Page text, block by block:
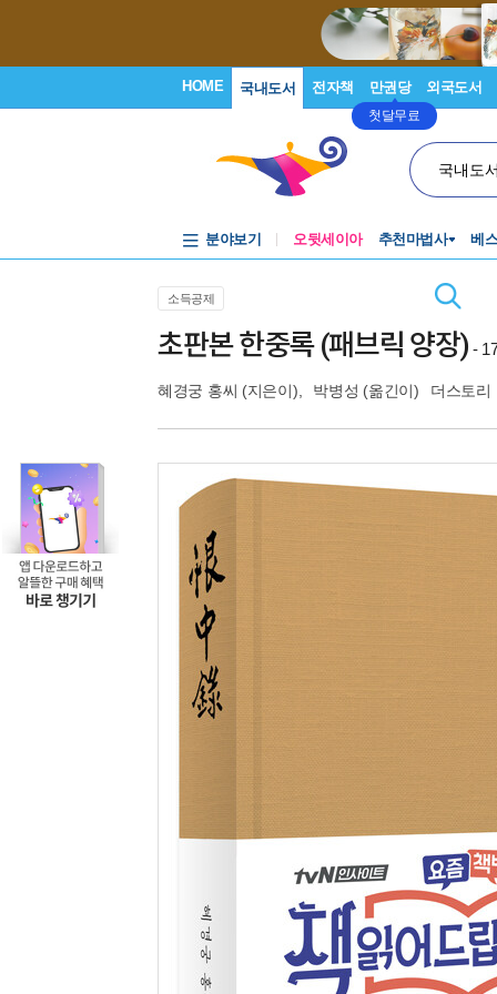
HOME 국내도서 전자책 만권당
첫달무료
외국도서
국내도
분야보기 오뒷세이아 추천마법사 베
소득공제
초판본 한중록 (패브릭 양장) -
혜경궁 홍씨 (지은이), 박병성 (옮긴이) 더스토리